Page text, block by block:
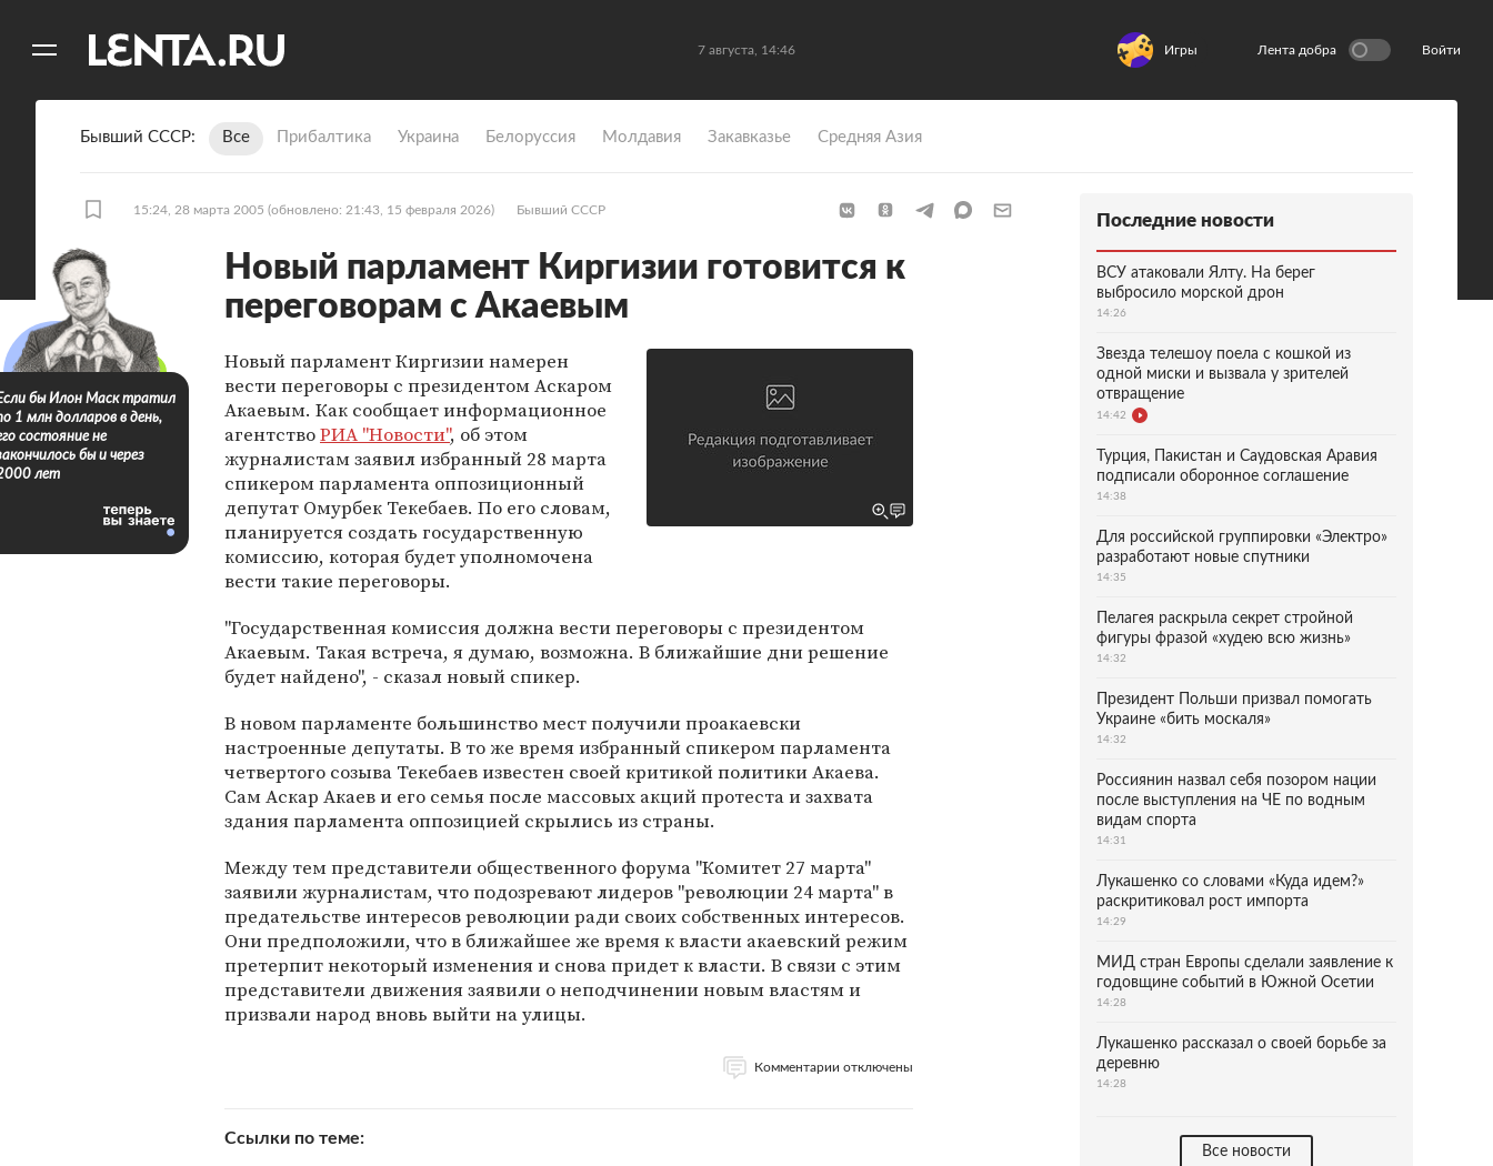
7 августа, 14:46 Игры Лента добра Войти
Бывший СССР Все Прибалтика Украина Белоруссия Молдавия Закавказье Средняя Азия
15:24, 28 марта 2005 (обновлено: 21:43, 15 февраля 2026) Бывший СССР
Новый парламент Киргизии готовится к
переговорам с Акаевым
Новый парламент Киргизии намерен
вести переговоры с президентом Аскаром
Акаевым. Как сообщает информационное
агентствоРИА "Новости", об этом
журналистам заявил избранный 28 марта
спикером парламента оппозиционный
депутат Омурбек Текебаев. По его словам,
планируется создать государственную
комиссию, которая будет уполномочена
вести такие переговоры.
"Государственная комиссия должна вести переговоры с президентом
Акаевым. Такая встреча, я думаю, возможна. В ближайшие дни решение
будет найдено", - сказал новый спикер.
В новом парламенте большинство мест получили проакаевски
настроенные депутаты. В то же время избранный спикером парламента
четвертого созыва Текебаев известен своей критикой политики Акаева.
Сам Аскар Акаев и его семья после массовых акций протеста и захвата
здания парламента оппозицией скрылись из страны.
Между тем представители общественного форума "Комитет 27 марта"
заявили журналистам, что подозревают лидеров "революции 24 марта" в
предательстве интересов революции ради своих собственных интересов.
Они предположили, что в ближайшее же время к власти акаевский режим
претерпит некоторый изменения и снова придет к власти. В связи с этим
представители движения заявили о неподчинении новым властям и
призвали народ вновь выйти на улицы.
Комментарии отключены
Ссылки по теме
бы Илон Маск тратил
1 млн долларов в день,
состояние не
бы и через
лет
Последние новости
ВСУ атаковали Ялту. На берег
выбросило морской дрон
14:26
Звезда телешоу поела с кошкой из
одной миски и вызвала у зрителей
отвращение
14:42
Турция, Пакистан и Саудовская Аравия
подписали оборонное соглашение
14:38
Для российской группировки «Электро»
разработают новые спутники
14:35
Пелагея раскрыла секрет стройной
фигуры фразой «худею всю жизнь»
14:32
Президент Польши призвал помогать
Украине «бить москаля»
14:32
Россиянин назвал себя позором нации
после выступления на ЧЕ по водным
видам спорта
14:31
Лукашенко со словами «Куда идем?»
раскритиковал рост импорта
14:29
МИД стран Европы сделали заявление к
годовщине событий в Южной Осетии
14:28
Лукашенко рассказал о своей борьбе за
деревню
14:28
Все новости